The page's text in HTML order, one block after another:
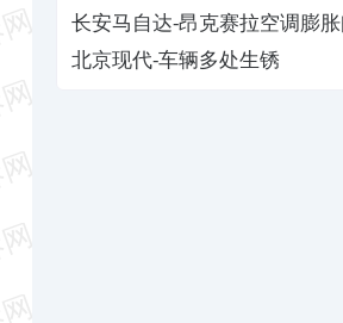
长安马自达-昂克赛拉空调膨
锈
北京现代-车辆多处生锈